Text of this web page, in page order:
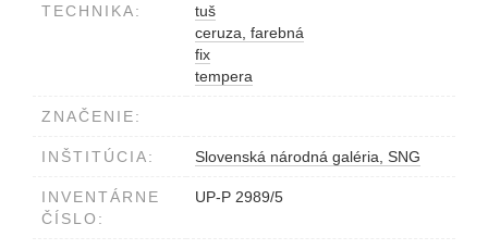
TECHNIKA:
tuš
ceruza, farebná
fix
tempera
ZNAČENIE:
INŠTITÚCIA: Slovenská národná galéria, SNG
INVENTÁRNE
ČÍSLO:
UP-P 2989/5